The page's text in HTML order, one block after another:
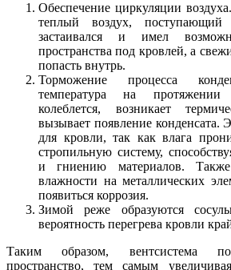
Обеспечение циркуляции
теплый воздух,
застаивался и имел
пространства под кровлей, а
попасть внутрь.
Торможение процесса
температура на протяжении
колеблется, возникает
вызывает появление конденсата.
для кровли, так как влага
стропильную систему,
и гниению материалов.
влажности на металлических
появиться коррозия.
Зимой реже образуются
вероятность перегрева кровли
Таким образом, вентсистема
пространство, тем самым